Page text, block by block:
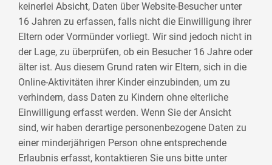
keinerlei Absicht, Daten über Website-Besucher unter
16 Jahren zu erfassen, falls nicht die Einwilligung ihrer
Eltern oder Vormünder vorliegt. Wir sind jedoch nicht in
der Lage, zu überprüfen, ob ein Besucher 16 Jahre oder
älter ist. Aus diesem Grund raten wir Eltern, sich in die
Online-Aktivitäten ihrer Kinder einzubinden, um zu
verhindern, dass Daten zu Kindern ohne elterliche
Einwilligung erfasst werden. Wenn Sie der Ansicht
sind, wir haben derartige personenbezogene Daten zu
einer minderjährigen Person ohne entsprechende
Erlaubnis erfasst, kontaktieren Sie uns bitte unter